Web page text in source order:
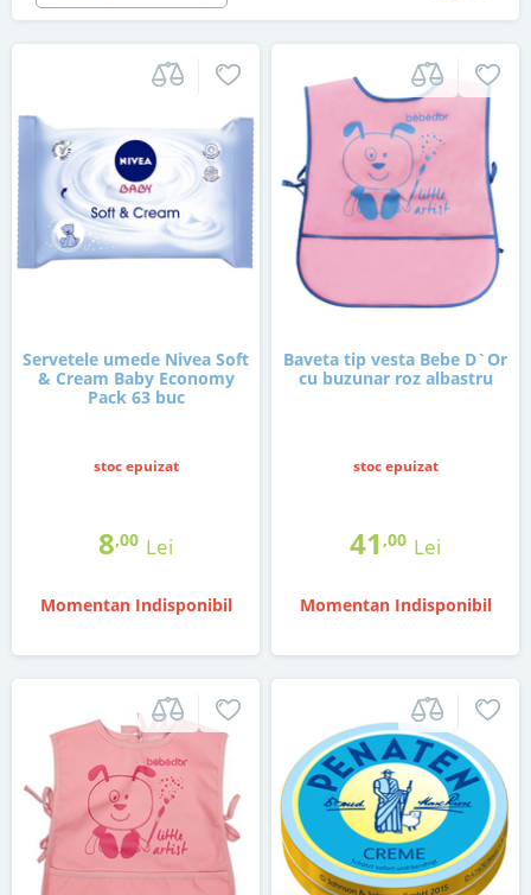
Servetele umede Nivea Soft
& Cream Baby Economy
Pack 63 buc
stoc epuizat
8,00 Lei
Momentan Indisponibil
Baveta tip vesta Bebe D`Or
cu buzunar roz albastru
stoc epuizat
41 ,00 Lei
Momentan Indisponibil